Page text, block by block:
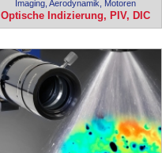
Imaging, Aerodynamik, Motoren
Optische Indizierung, PIV, DIC